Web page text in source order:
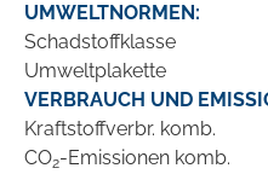
UMWELTNORMEN:
Schadstoffklasse
Umweltplakette
VERBRAUCH UND
Kraftstoffverbr. komb.
CO2-Emissionen komb.